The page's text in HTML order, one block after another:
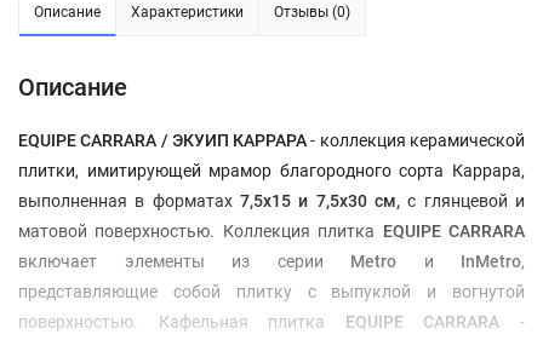
Описание Характеристики Отзывы (0)
Описание
EQUIPE CARRARA / ЭКУИП КАРРАРА- коллекция керамической
плитки, имитирующей мрамор благородного сорта Каррара,
выполненная в форматах7,5х15 и 7,5х30 см, с глянцевой и
матовой поверхностью. Коллекция плитка EQUIPE CARRARA
включает элементы из серии Metro и InMetro,
представляющие собой плитку с выпуклой и вогнутой
поверхностью. Кафельная плитка EQUIPE CARRARA -